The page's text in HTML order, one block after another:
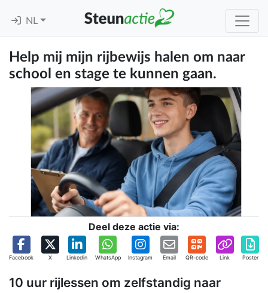
NL
Help mij mijn rijbewijs halen om naar
school en stage te kunnen gaan.
Deel deze actie via:
Facebook X Linkedin WhatsApp Instagram Email QR-code Link Poster
10 uur rijlessen om zelfstandig naar